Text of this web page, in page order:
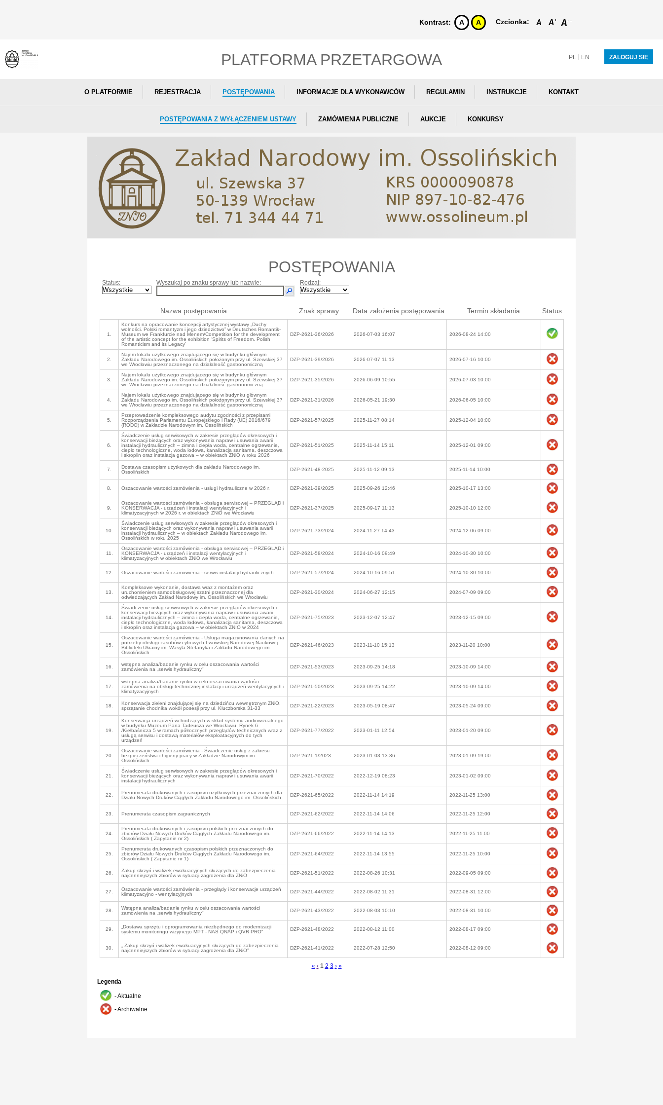
Czcionka:
Kontrast: A A
PLATFORMA PRZETARGOWA PL EN ZALOGUJ SIĘ
O PLATFORMIE REJESTRACJA POSTĘPOWANIA INFORMACJE DLA WYKONAWCÓW REGULAMIN INSTRUKCJE KONTAKT
POSTĘPOWANIA Z WYŁĄCZENIEM USTAWY ZAMÓWIENIA PUBLICZNE AUKCJE KONKURSY
POSTĘPOWANIA
Status: Wyszukaj po znaku sprawy lub nazwie: Rodzaj:
Nazwa postępowania Znak sprawy Data założenia postępowania Termin składania Status
1.
Konkurs na opracowanie koncepcji artystycznej wystawy „Duchy
wolności. Polski romantyzm i jego dziedzictwo” w Deutsches Romantik-
Museum we Frankfurcie nad Menem/Competition for the development
of the artistic concept for the exhibition ‘Spirits of Freedom. Polish
Romanticism and its Legacy’
DZP-2621-36/2026 2026-07-03 16:07 2026-08-24 14:00
2.
Najem lokalu użytkowego znajdującego się w budynku głównym
Zakładu Narodowego im. Ossolińskich położonym przy ul. Szewskiej 37
we Wrocławiu przeznaczonego na działalność gastronomiczną
DZP-2621-39/2026 2026-07-07 11:13 2026-07-16 10:00
3.
Najem lokalu użytkowego znajdującego się w budynku głównym
Zakładu Narodowego im. Ossolińskich położonym przy ul. Szewskiej 37
we Wrocławiu przeznaczonego na działalność gastronomiczną
DZP-2621-35/2026 2026-06-09 10:55 2026-07-03 10:00
4.
Najem lokalu użytkowego znajdującego się w budynku głównym
Zakładu Narodowego im. Ossolińskich położonym przy ul. Szewskiej 37
we Wrocławiu przeznaczonego na działalność gastronomiczną
DZP-2621-31/2026 2026-05-21 19:30 2026-06-05 10:00
5.
Przeprowadzenie kompleksowego audytu zgodności z przepisami
Rozporządzenia Parlamentu Europejskiego i Rady (UE) 2016/679
(RODO) w Zakładzie Narodowym im. Ossolińskich
DZP-2621-57/2025 2025-11-27 08:14 2025-12-04 10:00
6.
Świadczenie usług serwisowych w zakresie przeglądów okresowych i
konserwacji bieżących oraz wykonywania napraw i usuwania awarii
instalacji hydraulicznych – zimna i ciepła woda, centralne ogrzewanie,
ciepło technologiczne, woda lodowa, kanalizacja sanitarna, deszczowa
i skroplin oraz instalacja gazowa – w obiektach ZNiO w roku 2026
DZP-2621-51/2025 2025-11-14 15:11 2025-12-01 09:00
7.
Dostawa czasopism użytkowych dla zakładu Narodowego im.
Ossolińskich
DZP-2621-48-2025 2025-11-12 09:13 2025-11-14 10:00
8. Oszacowanie wartości zamówienia - usługi hydrauliczne w 2026 r. DZP-2621-39/2025 2025-09-26 12:46 2025-10-17 13:00
9.
Oszacowanie wartości zamówienia - obsługa serwisowej – PRZEGLĄD i
KONSERWACJA - urządzeń i instalacji wentylacyjnych i
klimatyzacyjnych w 2026 r. w obiektach ZNiO we Wrocławiu
DZP-2621-37/2025 2025-09-17 11:13 2025-10-10 12:00
10.
Świadczenie usług serwisowych w zakresie przeglądów okresowych i
konserwacji bieżących oraz wykonywania napraw i usuwania awarii
instalacji hydraulicznych – w obiektach Zakładu Narodowego im.
Ossolińskich w roku 2025
DZP-2621-73/2024 2024-11-27 14:43 2024-12-06 09:00
11.
Oszacowanie wartości zamówienia - obsługa serwisowej – PRZEGLĄD i
KONSERWACJA - urządzeń i instalacji wentylacyjnych i
klimatyzacyjnych w obiektach ZNiO we Wrocławiu
DZP-2621-58/2024 2024-10-16 09:49 2024-10-30 10:00
12. Oszacowanie wartości zamowienia - serwis instalacji hydraulicznych DZP-2621-57/2024 2024-10-16 09:51 2024-10-30 10:00
13.
Kompleksowe wykonanie, dostawa wraz z montażem oraz
uruchomieniem samoobsługowej szatni przeznaczonej dla
odwiedzających Zakład Narodowy im. Ossolińskich we Wrocławiu
DZP-2621-30/2024 2024-06-27 12:15 2024-07-09 09:00
14.
Świadczenie usług serwisowych w zakresie przeglądów okresowych i
konserwacji bieżących oraz wykonywania napraw i usuwania awarii
instalacji hydraulicznych – zimna i ciepła woda, centralne ogrzewanie,
ciepło technologiczne, woda lodowa, kanalizacja sanitarna, deszczowa
i skroplin oraz instalacja gazowa – w obiektach ZNIO w 2024
DZP-2621-75/2023 2023-12-07 12:47 2023-12-15 09:00
15.
Oszacowanie wartości zamówienia - Usługa magazynowania danych na
potrzeby obsługi zasobów cyfrowych Lwowskiej Narodowej Naukowej
Biblioteki Ukrainy im. Wasyla Stefanyka i Zakładu Narodowego im.
Ossolińskich
DZP-2621-46/2023 2023-11-10 15:13 2023-11-20 10:00
16.
wstępna analiza/badanie rynku w celu oszacowania wartości
zamówienia na „serwis hydrauliczny"
DZP-2621-53/2023 2023-09-25 14:18 2023-10-09 14:00
17.
wstępna analiza/badanie rynku w celu oszacowania wartości
zamówienia na obsługi technicznej instalacji i urządzeń wentylacyjnych i
klimatyzacyjnych
DZP-2621-50/2023 2023-09-25 14:22 2023-10-09 14:00
18.
Konserwacja zieleni znajdującej się na dziedzińcu wewnętrznym ZNiO,
sprzątanie chodnika wokół posesji przy ul. Kluczborska 31-33
DZP-2621-22/2023 2023-05-19 08:47 2023-05-24 09:00
19.
Konserwacja urządzeń wchodzących w skład systemu audiowizualnego
w budynku Muzeum Pana Tadeusza we Wrocławiu, Rynek 6
/Kiełbaśnicza 5 w ramach półrocznych przeglądów technicznych wraz z
usługą serwisu i dostawą materiałów eksploatacyjnych do tych
urządzeń
DZP-2621-77/2022 2023-01-11 12:54 2023-01-20 09:00
20.
Oszacowanie wartości zamówienia - Świadczenie usług z zakresu
bezpieczeństwa i higieny pracy w Zakładzie Narodowym im.
Ossolińskich
DZP-2621-1/2023 2023-01-03 13:36 2023-01-09 19:00
21.
Świadczenie usług serwisowych w zakresie przeglądów okresowych i
konserwacji bieżących oraz wykonywania napraw i usuwania awarii
instalacji hydraulicznych
DZP-2621-70/2022 2022-12-19 08:23 2023-01-02 09:00
22.
Prenumerata drukowanych czasopism użytkowych przeznaczonych dla
Działu Nowych Druków Ciągłych Zakładu Narodowego im. Ossolińskich
DZP-2621-65/2022 2022-11-14 14:19 2022-11-25 13:00
23. Prenumerata czasopism zagranicznych DZP-2621-62/2022 2022-11-14 14:06 2022-11-25 12:00
24.
Prenumerata drukowanych czasopism polskich przeznaczonych do
zbiorów Działu Nowych Druków Ciągłych Zakładu Narodowego im.
Ossolińskich ( Zapytanie nr 2)
DZP-2621-66/2022 2022-11-14 14:13 2022-11-25 11:00
25.
Prenumerata drukowanych czasopism polskich przeznaczonych do
zbiorów Działu Nowych Druków Ciągłych Zakładu Narodowego im.
Ossolińskich ( Zapytanie nr 1)
DZP-2621-64/2022 2022-11-14 13:55 2022-11-25 10:00
26.
Zakup skrzyń i walizek ewakuacyjnych służących do zabezpieczenia
najcenniejszych zbiorów w sytuacji zagrożenia dla ZNiO
DZP-2621-51/2022 2022-08-26 10:31 2022-09-05 09:00
27.
Oszacowanie wartości zamówienia - przeglądy i konserwacje urządzeń
klimatyzacyjno - wentylacyjnych
DZP-2621-44/2022 2022-08-02 11:31 2022-08-31 12:00
28.
Wstępna analiza/badanie rynku w celu oszacowania wartości
zamówienia na „serwis hydrauliczny"
DZP-2621-43/2022 2022-08-03 10:10 2022-08-31 10:00
29.
„Dostawa sprzętu i oprogramowania niezbędnego do modernizacji
systemu monitoringu wizyjnego MPT - NAS QNAP i QVR PRO”
DZP-2621-48/2022 2022-08-12 11:00 2022-08-17 09:00
30.
„ Zakup skrzyń i walizek ewakuacyjnych służących do zabezpieczenia
najcenniejszych zbiorów w sytuacji zagrożenia dla ZNiO”
DZP-2621-41/2022 2022-07-28 12:50 2022-08-12 09:00
« ‹ 1 2 3 › »
Legenda
- Aktualne
- Archiwalne